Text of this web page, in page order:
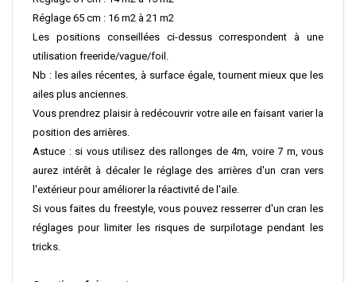
Réglage 65 cm : 16 m2 à 21 m2
Les positions conseillées ci-dessus correspondent à une
utilisation freeride/vague/foil.
Nb : les ailes récentes, à surface égale, tournent mieux que les
ailes plus anciennes.
Vous prendrez plaisir à redécouvrir votre aile en faisant varier la
position des arrières.
Astuce : si vous utilisez des rallonges de 4m, voire 7 m, vous
aurez intérêt à décaler le réglage des arrières d'un cran vers
l'extérieur pour améliorer la réactivité de l'aile.
Si vous faites du freestyle, vous pouvez resserrer d'un cran les
réglages pour limiter les risques de surpilotage pendant les
tricks.